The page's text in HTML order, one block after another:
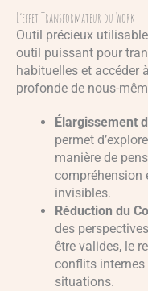
L’effet Transformateur du Work
Outil précieux
outil puissant pour
habituelles et accéder
profonde de nous-
Élargissement
permet
manière de
compréhension
invisibles.
Réduction du
des
être valides, le
conflits internes
situations.